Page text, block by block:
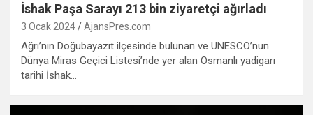
İshak Paşa Sarayı 213 bin ziyaretçi ağırladı
3 Ocak 2024 AjansPres.com
Ağrı’nın Doğubayazıt ilçesinde bulunan ve UNESCO’nun
Dünya Miras Geçici Listesi’nde yer alan Osmanlı yadigarı
tarihi İshak…